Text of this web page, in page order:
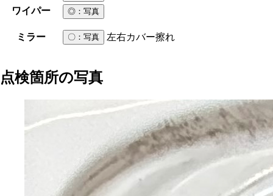
ワイパー ◎ ：写真
ミラー 〇 ：写真 左右カバー擦れ
点検箇所の写真